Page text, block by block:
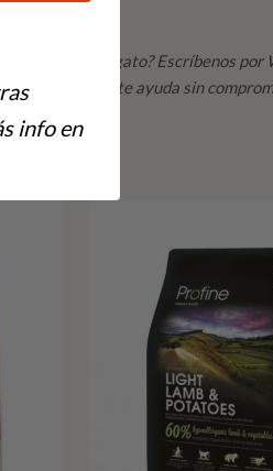
para tu perro/gato? Escríbenos
animal te ayuda sin
info en